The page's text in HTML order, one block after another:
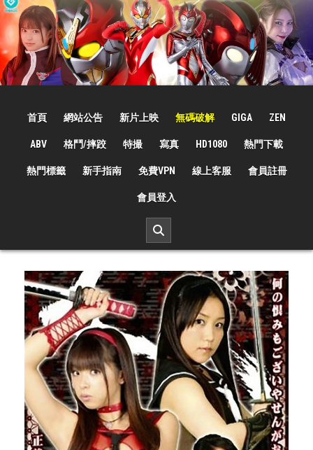
Skip
to
content
首頁 網站公告 新片上映 無碼破解 GIGA ZEN
ABV 格鬥/摔跤 特撮 寫真 HD1080 熱門下載
熱門標籤 新手指南 免費VPN 線上客服 會員註冊
會員登入